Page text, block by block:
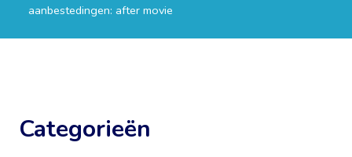
aanbestedingen: after movie
Categorieën